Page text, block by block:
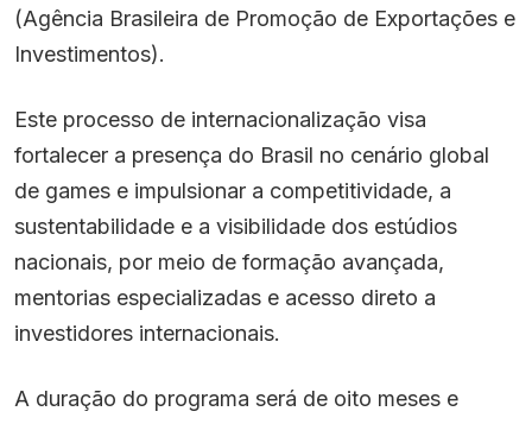
(Agência Brasileira de Promoção de Exportações e
Investimentos).
Este processo de internacionalização visa
fortalecer a presença do Brasil no cenário global
de games e impulsionar a competitividade, a
sustentabilidade e a visibilidade dos estúdios
nacionais, por meio de formação avançada,
mentorias especializadas e acesso direto a
investidores internacionais.
A duração do programa será de oito meses e